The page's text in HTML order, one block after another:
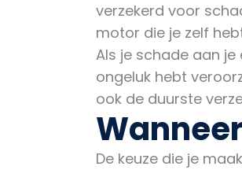
verzekerd voor
motor die je zelf
Als je schade aan je
ongeluk hebt
ook de duurste
De keuze die je